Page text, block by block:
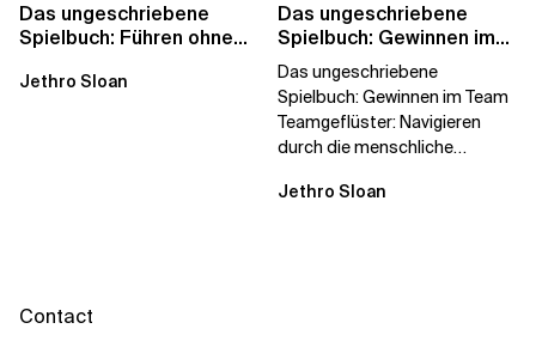
Das ungeschriebene
Spielbuch: Führen ohne
Jethro Sloan
Das ungeschriebene
Spielbuch: Gewinnen im
Team
Das ungeschriebene
Spielbuch: Gewinnen im Team
Teamgeflüster: Navigieren
durch die menschliche
vorbereitet hat „Wir...
Jethro Sloan
Contact